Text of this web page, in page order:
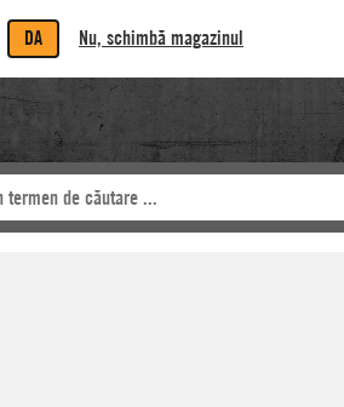
DA Nu, schimbă magazinul